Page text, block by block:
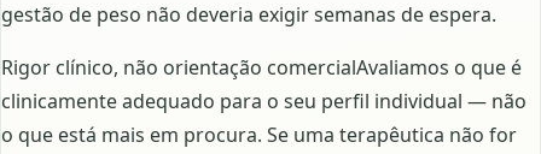
gestão de peso não deveria exigir semanas de espera.
Rigor clínico, não orientação comercialAvaliamos o que é
clinicamente adequado para o seu perfil individual — não
o que está mais em procura. Se uma terapêutica não for